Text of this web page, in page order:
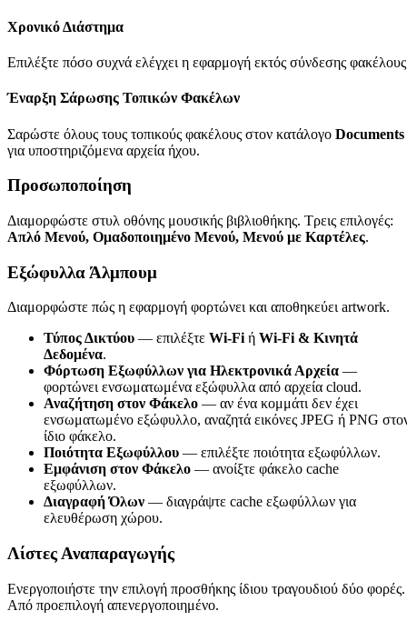
Χρονικό Διάστημα
Επιλέξτε πόσο συχνά ελέγχει η εφαρμογή εκτός σύνδεσης
Έναρξη Σάρωσης Τοπικών Φακέλων
Σαρώστε όλους τους τοπικούς φακέλους στον κατάλογο Documents
για υποστηριζόμενα αρχεία ήχου.
Προσωποποίηση
Διαμορφώστε στυλ οθόνης μουσικής βιβλιοθήκης. Τρεις επιλογές:
Απλό Μενού, Ομαδοποιημένο Μενού, Μενού με Καρτέλες.
Εξώφυλλα Άλμπουμ
Διαμορφώστε πώς η εφαρμογή φορτώνει και αποθηκεύει artwork.
Τύπος Δικτύου — επιλέξτε Wi-Fiή Wi-Fi & Κινητά
Δεδομένα.
Φόρτωση Εξωφύλλων για Ηλεκτρονικά Αρχεία —
φορτώνει ενσωματωμένα εξώφυλλα από αρχεία cloud.
Αναζήτηση στον Φάκελο — αν ένα κομμάτι δεν έχει
ενσωματωμένο εξώφυλλο, αναζητά εικόνες JPEG ή PNG
ίδιο φάκελο.
Ποιότητα Εξωφύλλου — επιλέξτε ποιότητα εξωφύλλων.
Εμφάνιση στον Φάκελο — ανοίξτε φάκελο cache
εξωφύλλων.
Διαγραφή Όλων — διαγράψτε cache εξωφύλλων για
ελευθέρωση χώρου.
Λίστες Αναπαραγωγής
Ενεργοποιήστε την επιλογή προσθήκης ίδιου τραγουδιού δύο φορές.
Από προεπιλογή απενεργοποιημένο.